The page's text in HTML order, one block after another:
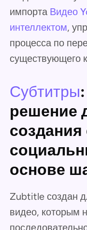
импорта Видео
интеллектом,
процесса по
существующего
Субтитры
решение
создания
основе
Zubtitle создан
видео, которым